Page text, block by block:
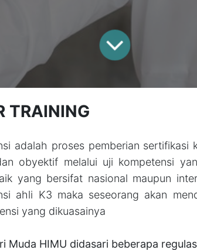
TRAIN​ING
adalah proses pemberian sertifikasi
obyektif melalui uji kompetensi
yang bersifat nasional maupun
ahli K3 maka seseorang akan
yang dikuasainya
Muda HIMU didasari beberapa